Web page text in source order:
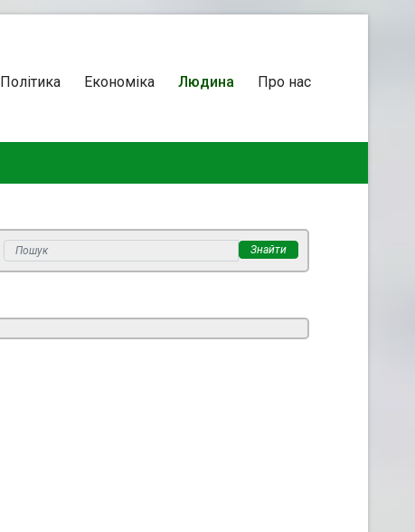
Політика Економіка Людина Про нас
Знайти